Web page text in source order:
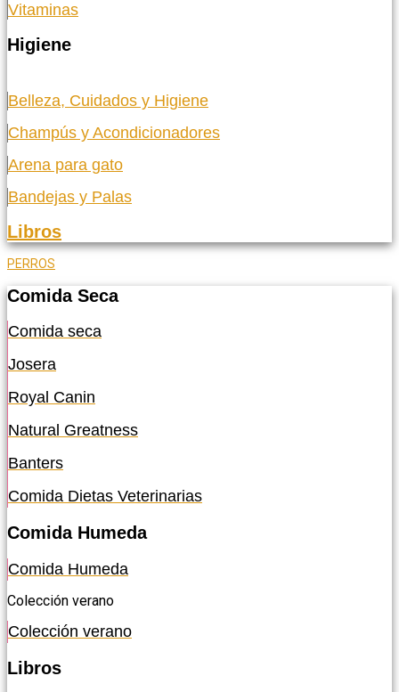
Vitaminas
Higiene
Belleza, Cuidados y Higiene
Champús y Acondicionadores
Arena para gato
Bandejas y Palas
Libros
PERROS
Comida Seca
Comida seca
Josera
Royal Canin
Natural Greatness
Banters
Comida Dietas Veterinarias
Comida Humeda
Comida Humeda
Colección verano
Colección verano
Libros